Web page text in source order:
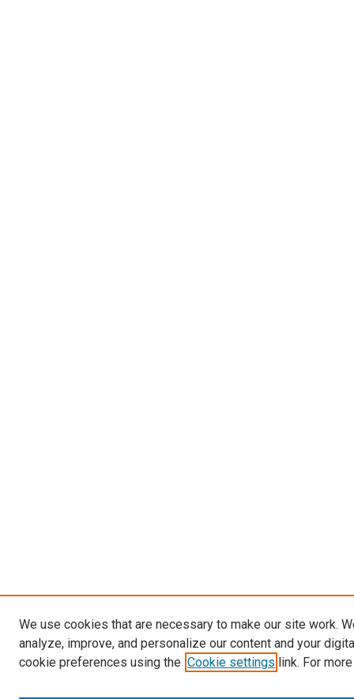
We use cookies that are necessary to make our site work.
analyze, improve, and personalize our content and your
cookie preferences using the Cookie settings link. For